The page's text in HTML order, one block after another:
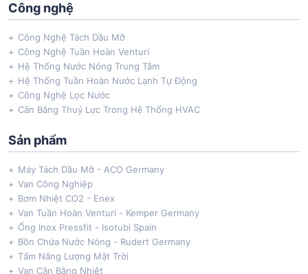
Công nghệ
Công Nghệ Tách Dầu Mỡ
Công Nghệ Tuần Hoàn Venturi
Hệ Thống Nước Nóng Trung Tâm
Hệ Thống Tuần Hoàn Nước Lạnh Tự Động
Công Nghệ Lọc Nước
Cân Bằng Thuỷ Lực Trong Hệ Thống HVAC
Sản phẩm
Máy Tách Dầu Mỡ - ACO Germany
Van Công Nghiệp
Bơm Nhiệt CO2 - Enex
Van Tuần Hoàn Venturi - Kemper Germany
Ống Inox Pressfit - Isotubi Spain
Bồn Chứa Nước Nóng - Rudert Germany
Tấm Năng Lượng Mặt Trời
Van Cân Bằng Nhiệt